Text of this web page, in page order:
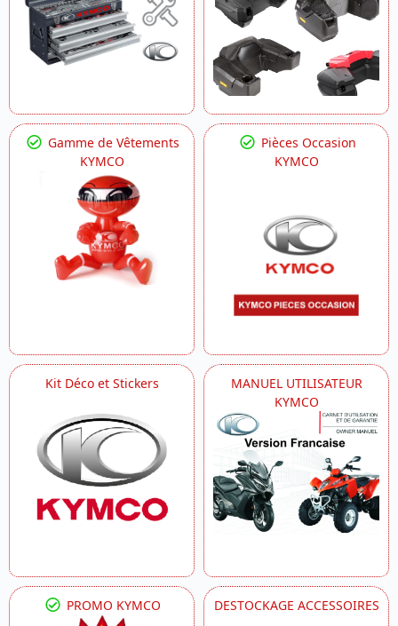
Gamme de Vêtements
KYMCO
Pièces Occasion
KYMCO
Kit Déco et Stickers
MANUEL UTILISATEUR
KYMCO
PROMO KYMCO DESTOCKAGE ACCESSOIRES